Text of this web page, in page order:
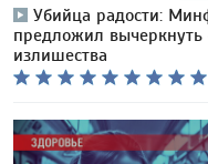
Убийца радости:
предложил вычеркнуть
излишества